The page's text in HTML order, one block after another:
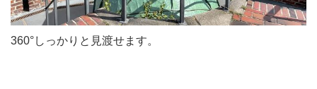
360°しっかりと見渡せます。